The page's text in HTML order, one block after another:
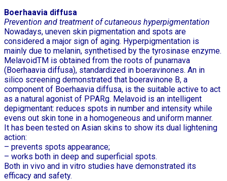
Boerhaavia diffusa
Prevention and treatment of cutaneous hyperpigmentation
Nowadays, uneven skin pigmentation and spots are
considered a major sign of aging. Hyperpigmentation is
mainly due to melanin, synthetised by the tyrosinase enzyme.
MelavoidTM is obtained from the roots of punarnava
(Boerhaavia diffusa), standardized in boeravinones. An in
silico screening demonstrated that boeravinone B, a
component of Boerhaavia diffusa, is the suitable active to act
as a natural agonist of PPARg. Melavoid is an intelligent
depigmentant: reduces spots in number and intensity while
evens out skin tone in a homogeneous and uniform manner.
It has been tested on Asian skins to show its dual lightening
action:
– prevents spots appearance;
– works both in deep and superficial spots.
Both in vivo and in vitro studies have demonstrated its
efficacy and safety.